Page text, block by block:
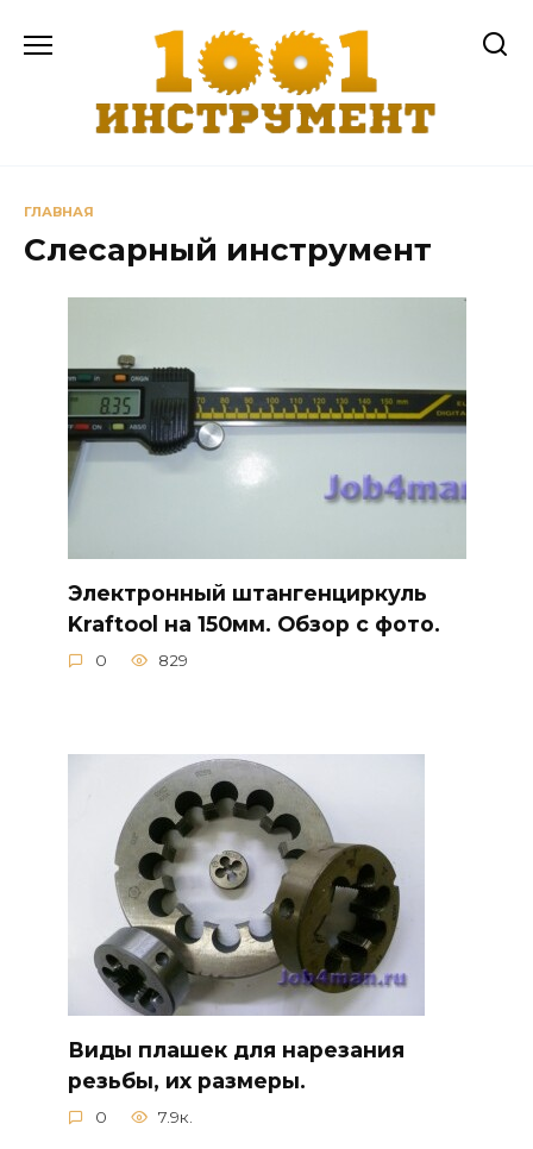
ГЛАВНАЯ
Слесарный инструмент
Электронный штангенциркуль
Kraftool на 150мм. Обзор с фото.
0 829
Виды плашек для нарезания
резьбы, их размеры.
0 7.9к.